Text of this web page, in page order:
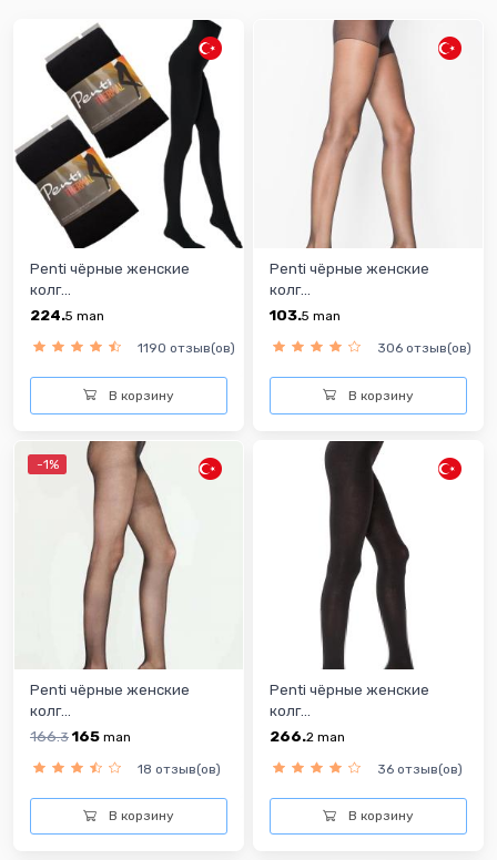
Penti чёрные женские
колг...
224.5 man
1190 отзыв(ов)
В корзину
Penti чёрные женские
колг...
103.5 man
306 отзыв(ов)
В корзину
-1%
Penti чёрные женские
колг...
166.3 165 man
18 отзыв(ов)
В корзину
Penti чёрные женские
колг...
266.2 man
36 отзыв(ов)
В корзину